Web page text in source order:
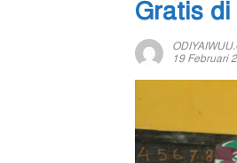
Gratis di
19 Februari